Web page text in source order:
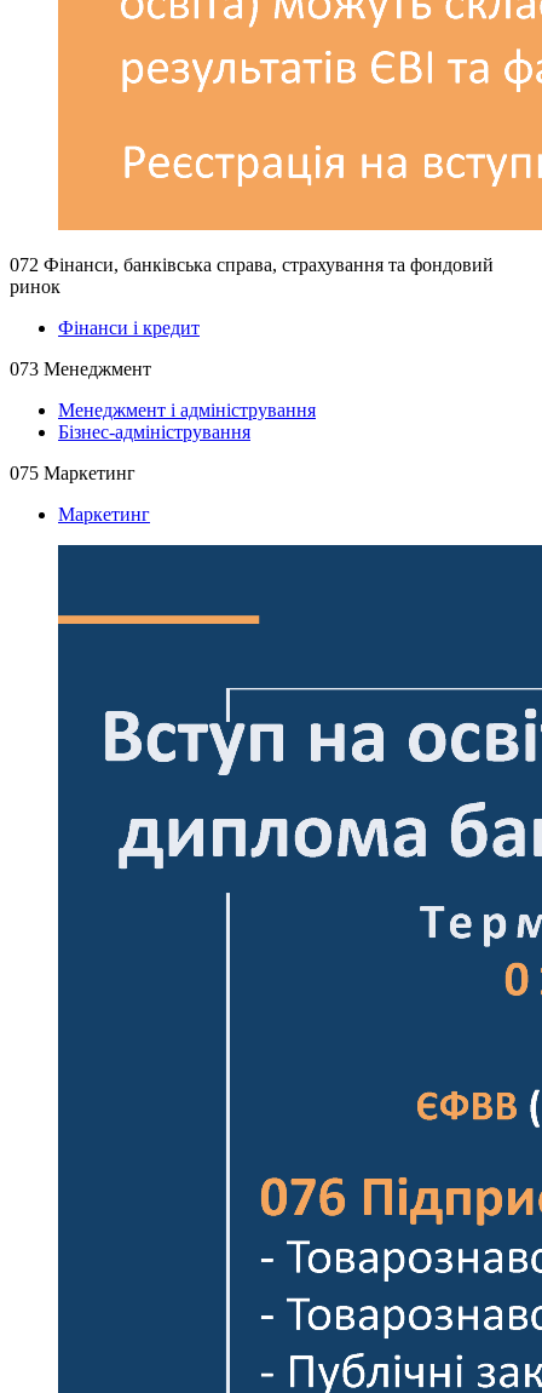
072 Фінанси, банківська справа, страхування та фондовий
ринок
Фінанси і кредит
073 Менеджмент
Менеджмент і адміністрування
Бізнес-адміністрування
075 Маркетинг
Маркетинг